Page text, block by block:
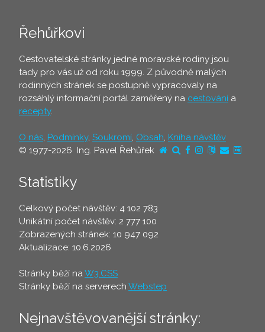
Řehůřkovi
Cestovatelské stránky jedné moravské rodiny jsou
tady pro vás už od roku 1999. Z původně malých
rodinných stránek se postupně vypracovaly na
rozsáhlý informační portál zaměřený na cestování a
recepty.
O nás, Podmínky, Soukromí, Obsah, Kniha návštěv
© 1977-2026 Ing. Pavel Řehůřek
Statistiky
Celkový počet návštěv: 4 102 783
Unikátní počet návštěv: 2 777 100
Zobrazených stránek: 10 947 092
Aktualizace: 10.6.2026
Stránky běží naW3.CSS
Stránky běží na serverech Webstep
Nejnavštěvovanější stránky: